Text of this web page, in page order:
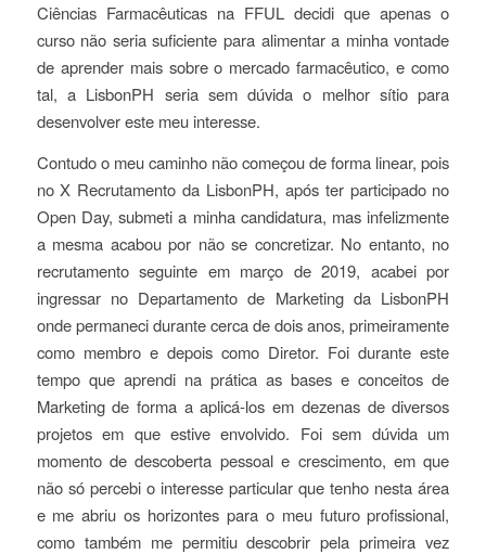
Ciências Farmacêuticas na FFUL decidi que apenas o
curso não seria suficiente para alimentar a minha vontade
de aprender mais sobre o mercado farmacêutico, e como
tal, a LisbonPH seria sem dúvida o melhor sítio para
desenvolver este meu interesse.
Contudo o meu caminho não começou de forma linear, pois
no X Recrutamento da LisbonPH, após ter participado no
Open Day, submeti a minha candidatura, mas infelizmente
a mesma acabou por não se concretizar. No entanto, no
recrutamento seguinte em março de 2019, acabei por
ingressar no Departamento de Marketing da LisbonPH
onde permaneci durante cerca de dois anos, primeiramente
como membro e depois como Diretor. Foi durante este
tempo que aprendi na prática as bases e conceitos de
Marketing de forma a aplicá-los em dezenas de diversos
projetos em que estive envolvido. Foi sem dúvida um
momento de descoberta pessoal e crescimento, em que
não só percebi o interesse particular que tenho nesta área
e me abriu os horizontes para o meu futuro profissional,
como também me permitiu descobrir pela primeira vez